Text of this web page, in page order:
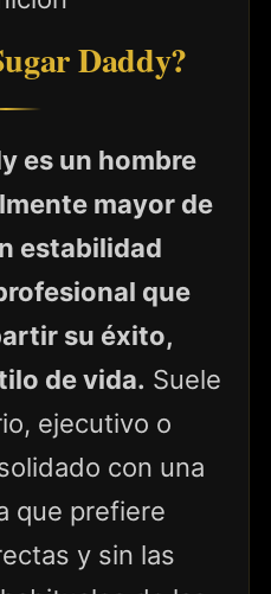
Daddy?
es un hombre
mayor de
estabilidad
que
su éxito,
de vida. Suele
ejecutivo o
con una
que prefiere
y sin las